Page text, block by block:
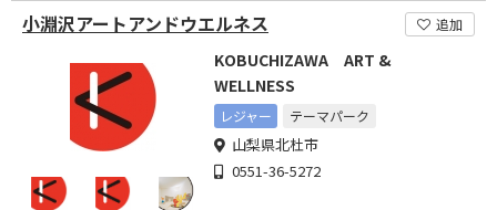
小淵沢アートアンドウエルネス 追加
KOBUCHIZAWA ART &
WELLNESS
レジャー テーマパーク
山梨県北杜市
0551-36-5272